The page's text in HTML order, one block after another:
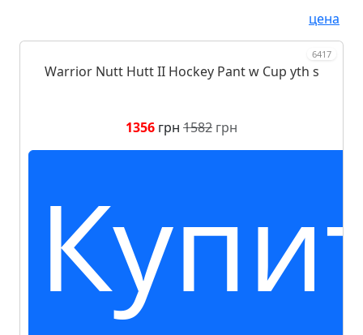
цена
6417
Warrior Nutt Hutt II Hockey Pant w Cup yth s
1356 грн 1582 грн